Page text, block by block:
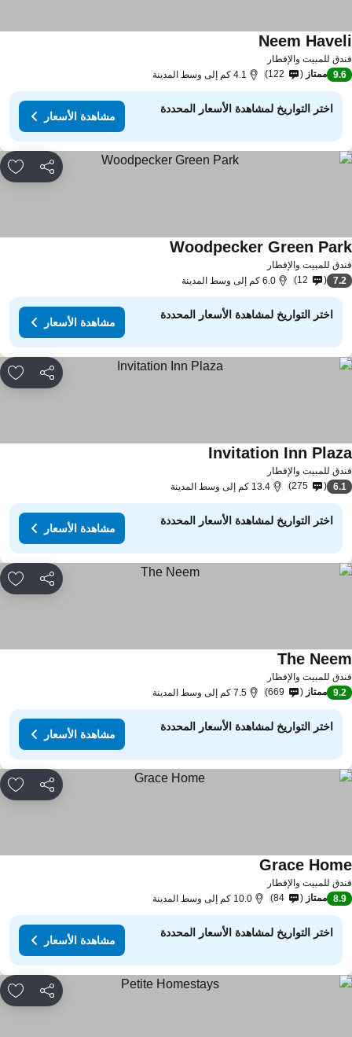
للمبيت والإفطار
Neemمشاهدة الأسعار
9.6 ممتاز 122 4.1 كم إلى وسط المدينة
اختر التواريخ لمشاهدة الأسعار المحددة
مشاهدة الأسعار
مشاركة
للمبيت والإفطار
Woodpecker Greenمشاهدة الأسعار
7.2
12 6.0 كم إلى وسط المدينة
اختر التواريخ لمشاهدة الأسعار المحددة
مشاهدة الأسعار
مشاركة
للمبيت والإفطار
Invitation Innمشاهدة الأسعار
6.1
275 13.4 كم إلى وسط المدينة
اختر التواريخ لمشاهدة الأسعار المحددة
مشاهدة الأسعار
مشاركة
للمبيت والإفطار
Theمشاهدة الأسعار
9.2 ممتاز 669 7.5 كم إلى وسط المدينة
اختر التواريخ لمشاهدة الأسعار المحددة
مشاهدة الأسعار
مشاركة
للمبيت والإفطار
Graceمشاهدة الأسعار
8.9 ممتاز 84 10.0 كم إلى وسط المدينة
اختر التواريخ لمشاهدة الأسعار المحددة
مشاهدة الأسعار
مشاركة